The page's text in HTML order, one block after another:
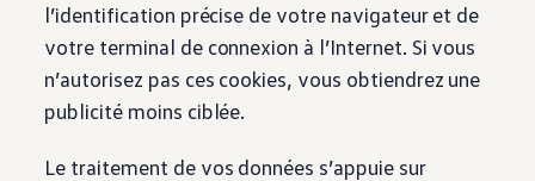
l’identification précise de votre navigateur et de
votre terminal de connexion à l’Internet. Si vous
n’autorisez pas ces cookies, vous obtiendrez une
publicité moins ciblée.
Le traitement de vos données s’appuie sur